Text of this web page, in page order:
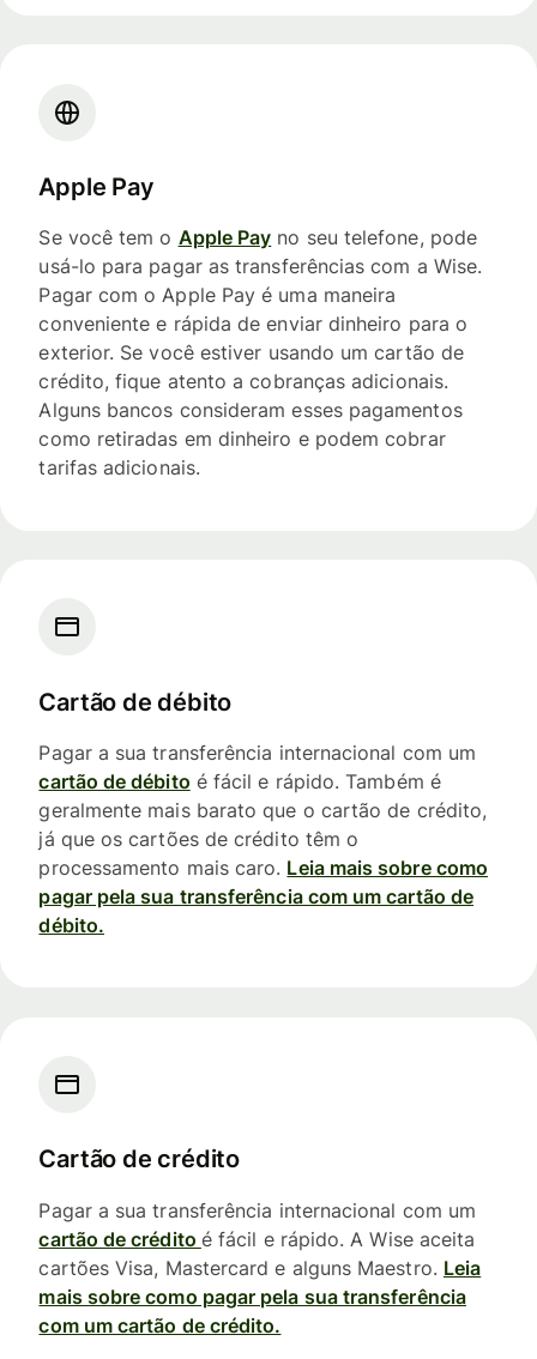
Apple Pay
Se você tem o Apple Pay no seu telefone, pode
usá-lo para pagar as transferências com a Wise.
Pagar com o Apple Pay é uma maneira
conveniente e rápida de enviar dinheiro para o
exterior. Se você estiver usando um cartão de
crédito, fique atento a cobranças adicionais.
Alguns bancos consideram esses pagamentos
como retiradas em dinheiro e podem cobrar
tarifas adicionais.
Cartão de débito
Pagar a sua transferência internacional com um
cartão de débito é fácil e rápido. Também é
geralmente mais barato que o cartão de crédito,
já que os cartões de crédito têm o
processamento mais caro. Leia mais sobre como
pagar pela sua transferência com um cartão de
débito.
Cartão de crédito
Pagar a sua transferência internacional com um
cartão de crédito é fácil e rápido. A Wise aceita
cartões Visa, Mastercard e alguns Maestro. Leia
mais sobre como pagar pela sua transferência
com um cartão de crédito.